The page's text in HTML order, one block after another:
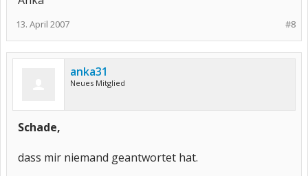
#8
13. April 2007
anka31
Neues Mitglied
Schade,
dass mir niemand geantwortet hat.